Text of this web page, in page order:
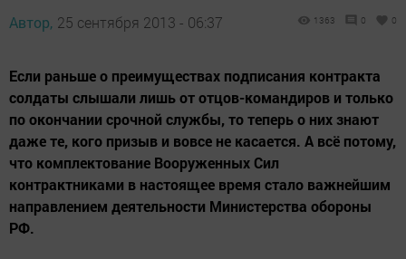
Автор, 25 сентября 2013 - 06:37 1363 0 0
Если раньше о преимуществах подписания контракта
солдаты слышали лишь от отцов-командиров и только
по окончании срочной службы, то теперь о них знают
даже те, кого призыв и вовсе не касается. А всё потому,
что комплектование Вооруженных Сил
контрактниками в настоящее время стало важнейшим
направлением деятельности Министерства обороны
РФ.